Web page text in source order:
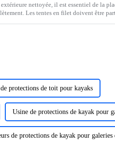
nettoyée, il est essentiel de la
Les tentes en filet doivent être
protections de toit pour kayaks
Usine de protections de kayak pour
de protections de kayak pour galeries